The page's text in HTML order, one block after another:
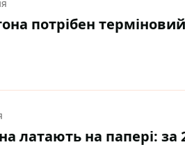
потрібен
латають на папері: